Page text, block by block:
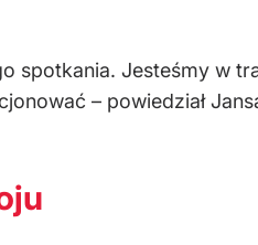
spotkania. Jesteśmy w
– powiedział